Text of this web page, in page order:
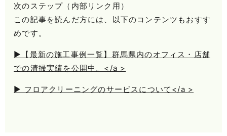
次のステップ（内部リンク用）
この記事を読んだ方には、以下のコンテンツもおすす
めです。
▶【最新の施工事例一覧】群馬県内のオフィス・店舗
での清掃実績を公開中。</a >
▶ フロアクリーニングのサービスについて</a >